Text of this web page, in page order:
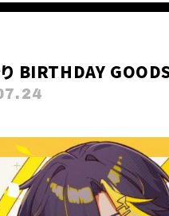
り BIRTHDAY